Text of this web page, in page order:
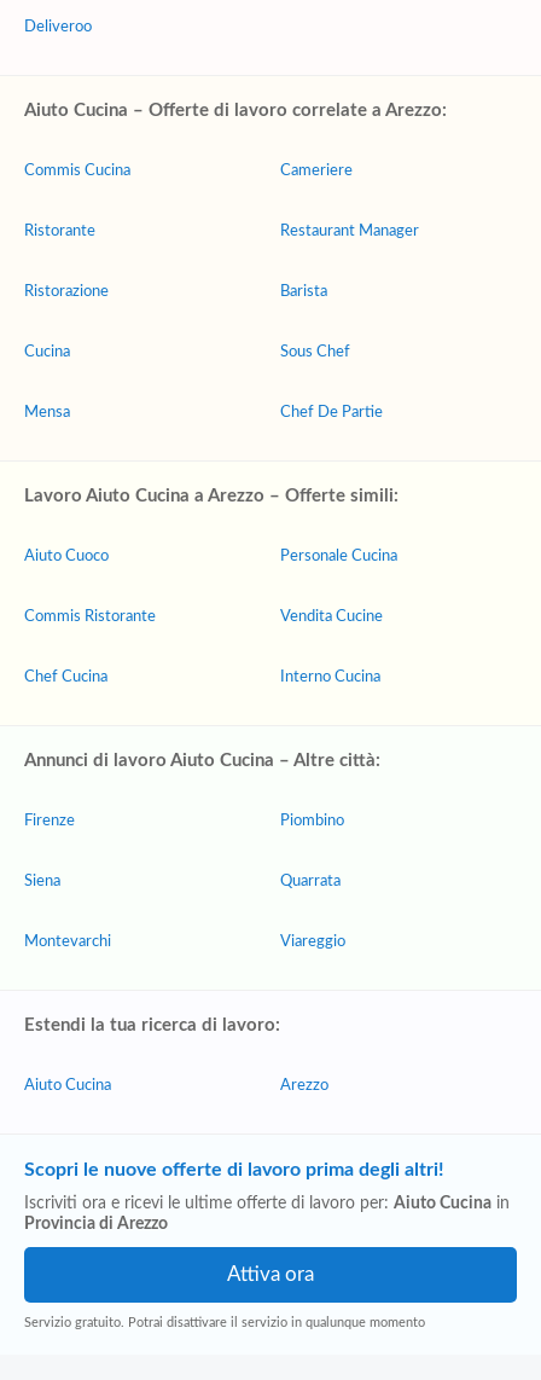
Deliveroo
Aiuto Cucina – Offerte di lavoro correlate a Arezzo:
Commis Cucina
Ristorante
Ristorazione
Cucina
Mensa
Cameriere
Restaurant Manager
Barista
Sous Chef
Chef De Partie
Lavoro Aiuto Cucina a Arezzo – Offerte simili:
Aiuto Cuoco
Commis Ristorante
Chef Cucina
Personale Cucina
Vendita Cucine
Interno Cucina
Annunci di lavoro Aiuto Cucina – Altre città:
Firenze
Siena
Montevarchi
Piombino
Quarrata
Viareggio
Estendi la tua ricerca di lavoro:
Aiuto Cucina Arezzo
Scopri le nuove offerte di lavoro prima degli altri!
Iscriviti ora e ricevi le ultime offerte di lavoro per: Aiuto Cucina in
Provincia di Arezzo
Servizio gratuito. Potrai disattivare il servizio in qualunque momento